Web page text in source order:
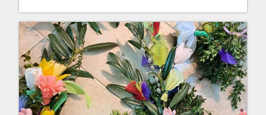
Rekrutacja - szczegóły
KLAS
PIERWSZYCH
NA
ROK
SZKOLNY
2023/2024
WŁAŚNIE
RUSZYŁA!!!
SZCZEGÓŁY
W
ZAKŁADCE
"REKRUTACJA":